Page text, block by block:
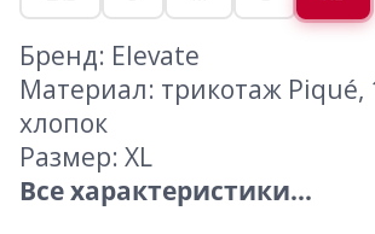
Бренд: Elevate
Материал: трикотаж Piqué,
хлопок
Размер: XL
Все характеристики...